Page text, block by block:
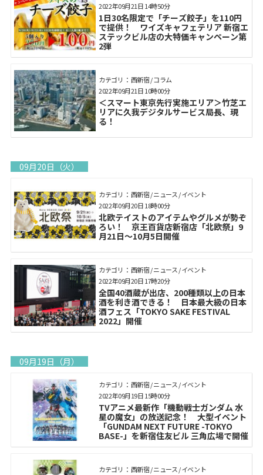
1日30名限定で「チーズ餃子」を110円
で提供！ ワイズキャフェテリア 新宿エ
ステックビル店の大特価キャンペーン第
2弾
2022年09月21日 14時50分
カテゴリ： 西新宿 / コラム
＜スマート東京先行実施エリア＞竹芝エ
リアに久我デジタルサービス局長、現
る！
2022年09月21日 10時00分
09月20日（火）
カテゴリ： 西新宿 / ニュース / イベント
北欧テイストのアイテムやグルメが勢ぞ
ろい！ 京王百貨店新宿店「北欧祭」9
月21日～10月5日開催
2022年09月20日 18時00分
カテゴリ： 西新宿 / ニュース / イベント
全国40酒蔵が出店、200種類以上の日本
酒を利き酒できる！ 日本最大級の日本
酒フェス「TOKYO SAKE FESTIVAL
2022」開催
2022年09月20日 17時20分
09月19日（月）
カテゴリ： 西新宿 / ニュース / イベント
TVアニメ最新作「機動戦士ガンダム 水
星の魔女」の放送記念！ 大型イベント
「GUNDAM NEXT FUTURE -TOKYO
BASE-」を新宿住友ビル 三角広場で開催
2022年09月19日 15時00分
カテゴリ： 西新宿 / ニュース / イベント